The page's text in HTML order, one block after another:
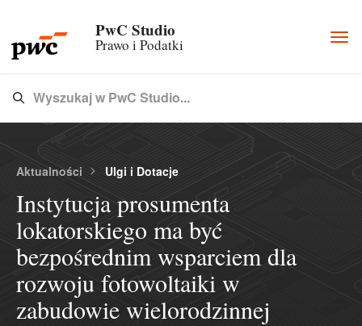
PwC Studio
Prawo i Podatki
Type 3 or more characters for results.
Wyszukaj w PwC Studio...
Aktualności Ulgi i Dotacje
Instytucja prosumenta
lokatorskiego ma być
bezpośrednim wsparciem dla
rozwoju fotowoltaiki w
zabudowie wielorodzinnej